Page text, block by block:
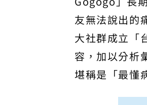
友無法說出的
大社群成立「
容，加以分析
堪稱是「最懂